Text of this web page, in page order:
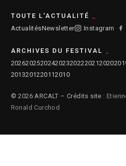
TOUTE L'ACTUALITÉ
ActualitésNewsletter Instagram
ARCHIVES DU FESTIVAL
2026202520242023202220212020
2013201220112010
© 2026 ARCALT – Crédits site :
Ronald Curchod